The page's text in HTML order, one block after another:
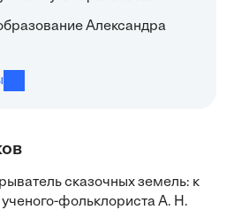
Александра
сказочных земель: к
фольклориста А. Н.